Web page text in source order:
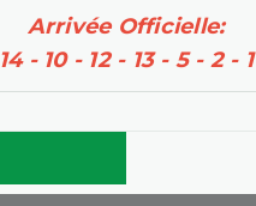
Arrivée Officielle:
14 - 10 - 12 - 13 - 5 - 2 - 1